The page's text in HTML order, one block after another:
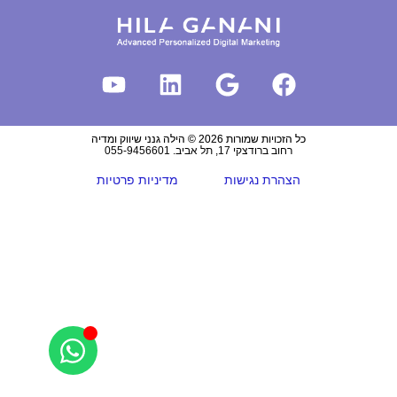
כל הזכויות שמורות 2026 © הילה גנני שיווק ומדיה
רחוב ברודצקי 17, תל אביב. 055-9456601
הצהרת נגישות מדיניות פרטיות